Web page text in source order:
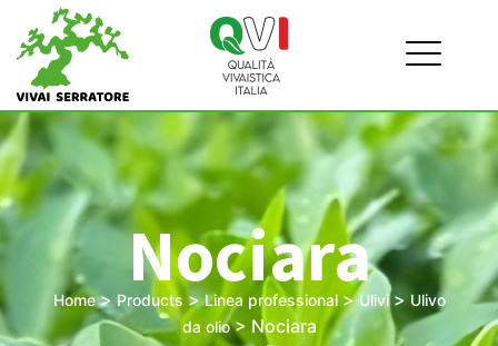
Nociara
Home> Products>Linea professional>Ulivi>Ulivo
da olio> Nociara